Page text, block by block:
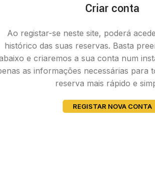
Criar conta
Ao registar-se neste site, poderá
histórico das suas reservas. Basta
e criaremos a sua conta num
as informações necessárias para
reserva mais rápido e
REGISTAR NOVA CONTA